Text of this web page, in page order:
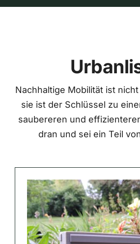
Nachhaltige Mobilität ist
sie ist der Schlüssel zu
saubereren und
dran und sei ein Teil